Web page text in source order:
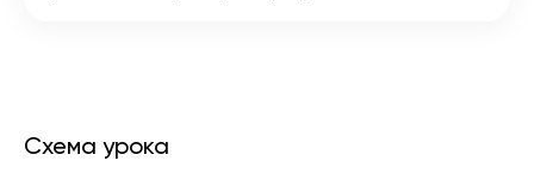
Схема урока